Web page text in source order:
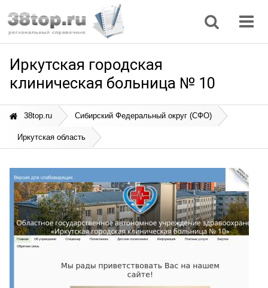
Иркутская городская
клиническая больница № 10
38top.ru Сибирский Федеральный округ (СФО)
Иркутская область